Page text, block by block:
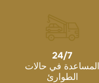
24/7
المساعدة في حالات
الطوارئ